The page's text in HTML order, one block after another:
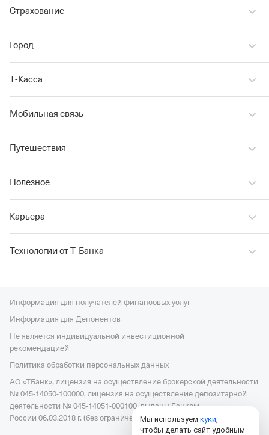
Страхование
Город
Т‑Касса
Мобильная связь
Путешествия
Полезное
Карьера
Технологии от Т‑Банка
Информация для получателей финансовых услуг
Информация для Депонентов
Не является индивидуальной инвестиционной
рекомендацией
Политика обработки персональных данных
АО «ТБанк», лицензия на осуществление брокерской деятельности
№ 045-14050-100000, лицензия на осуществление депозитарной
деятельности № 045-14051-000100, выданы Банком
России 06.03.2018 г. (без ограничения срока действия).
Мы используем куки,
чтобы делать сайт удобным